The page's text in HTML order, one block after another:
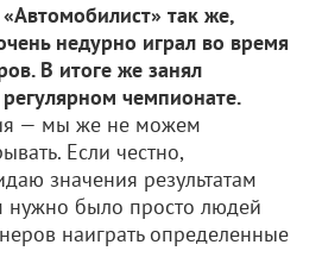
так же,
недурно играл во время
В итоге же занял
чемпионате.
— мы же не можем
Если честно,
значения результатам
нужно было просто людей
наиграть определенные